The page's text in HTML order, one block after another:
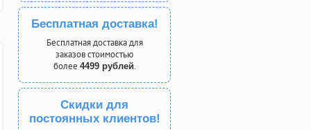
Бесплатная доставка!
Бесплатная доставка для
заказов стоимостью
более 4499 рублей.
Скидки для
постоянных клиентов!